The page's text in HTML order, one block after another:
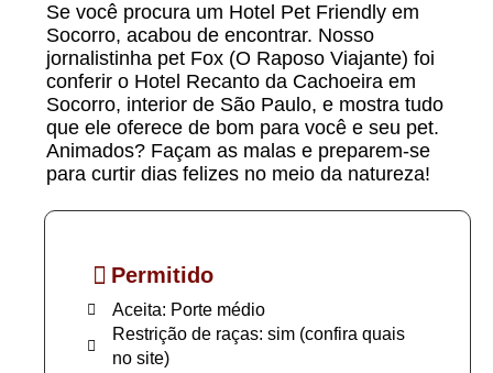
Se você procura um Hotel Pet Friendly em
Socorro, acabou de encontrar. Nosso
jornalistinha pet Fox (O Raposo Viajante) foi
conferir o Hotel Recanto da Cachoeira em
Socorro, interior de São Paulo, e mostra tudo
que ele oferece de bom para você e seu pet.
Animados? Façam as malas e preparem-se
para curtir dias felizes no meio da natureza!
Permitido
Aceita: Porte médio
Restrição de raças: sim (confira quais
no site)